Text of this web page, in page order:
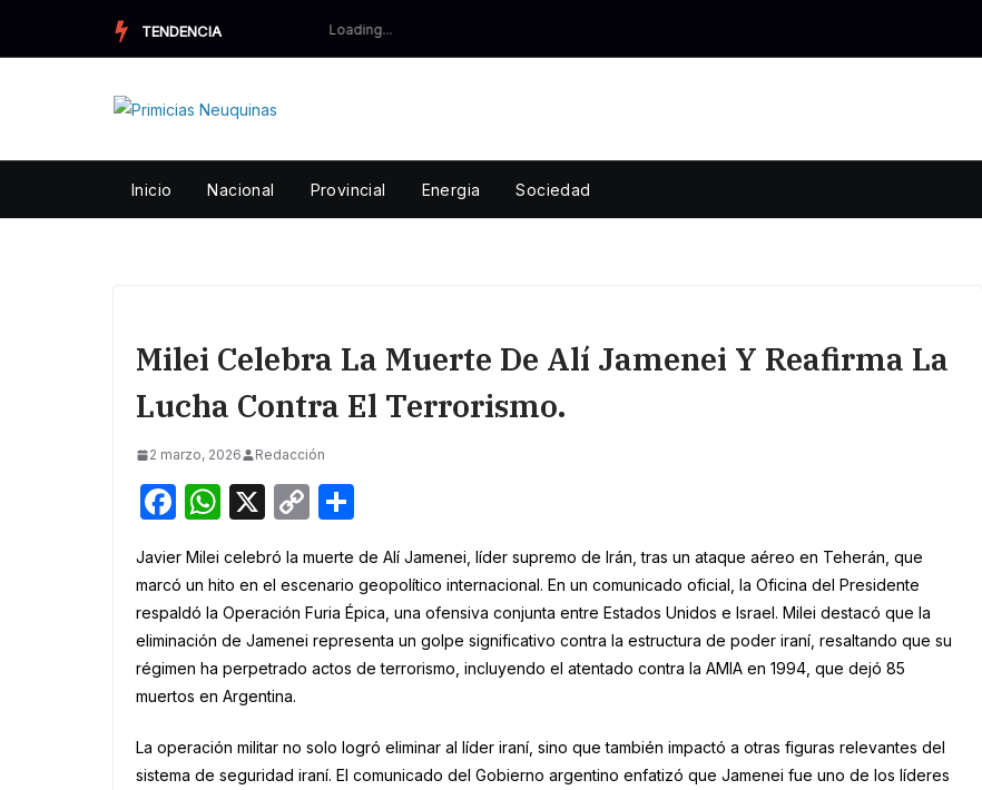
TENDENCIA
Inicio Nacional Provincial Energia Sociedad
Milei Celebra La Muerte De Alí Jamenei Y Reafirma La
Lucha Contra El Terrorismo.
2 marzo, 2026 Redacción
F
c
e
b
o
o
k
W
at
s
A
p
p
X
C
p
y
Li
n
ar
e
Javier Milei celebró la muerte de Alí Jamenei, líder supremo de Irán, tras un ataque aéreo en Teherán, que
marcó un hito en el escenario geopolítico internacional. En un comunicado oficial, la Oficina del Presidente
respaldó la Operación Furia Épica, una ofensiva conjunta entre Estados Unidos e Israel. Milei destacó que la
eliminación de Jamenei representa un golpe significativo contra la estructura de poder iraní, resaltando que su
régimen ha perpetrado actos de terrorismo, incluyendo el atentado contra la AMIA en 1994, que dejó 85
muertos en Argentina.
La operación militar no solo logró eliminar al líder iraní, sino que también impactó a otras figuras relevantes del
sistema de seguridad iraní. El comunicado del Gobierno argentino enfatizó que Jamenei fue uno de los líderes